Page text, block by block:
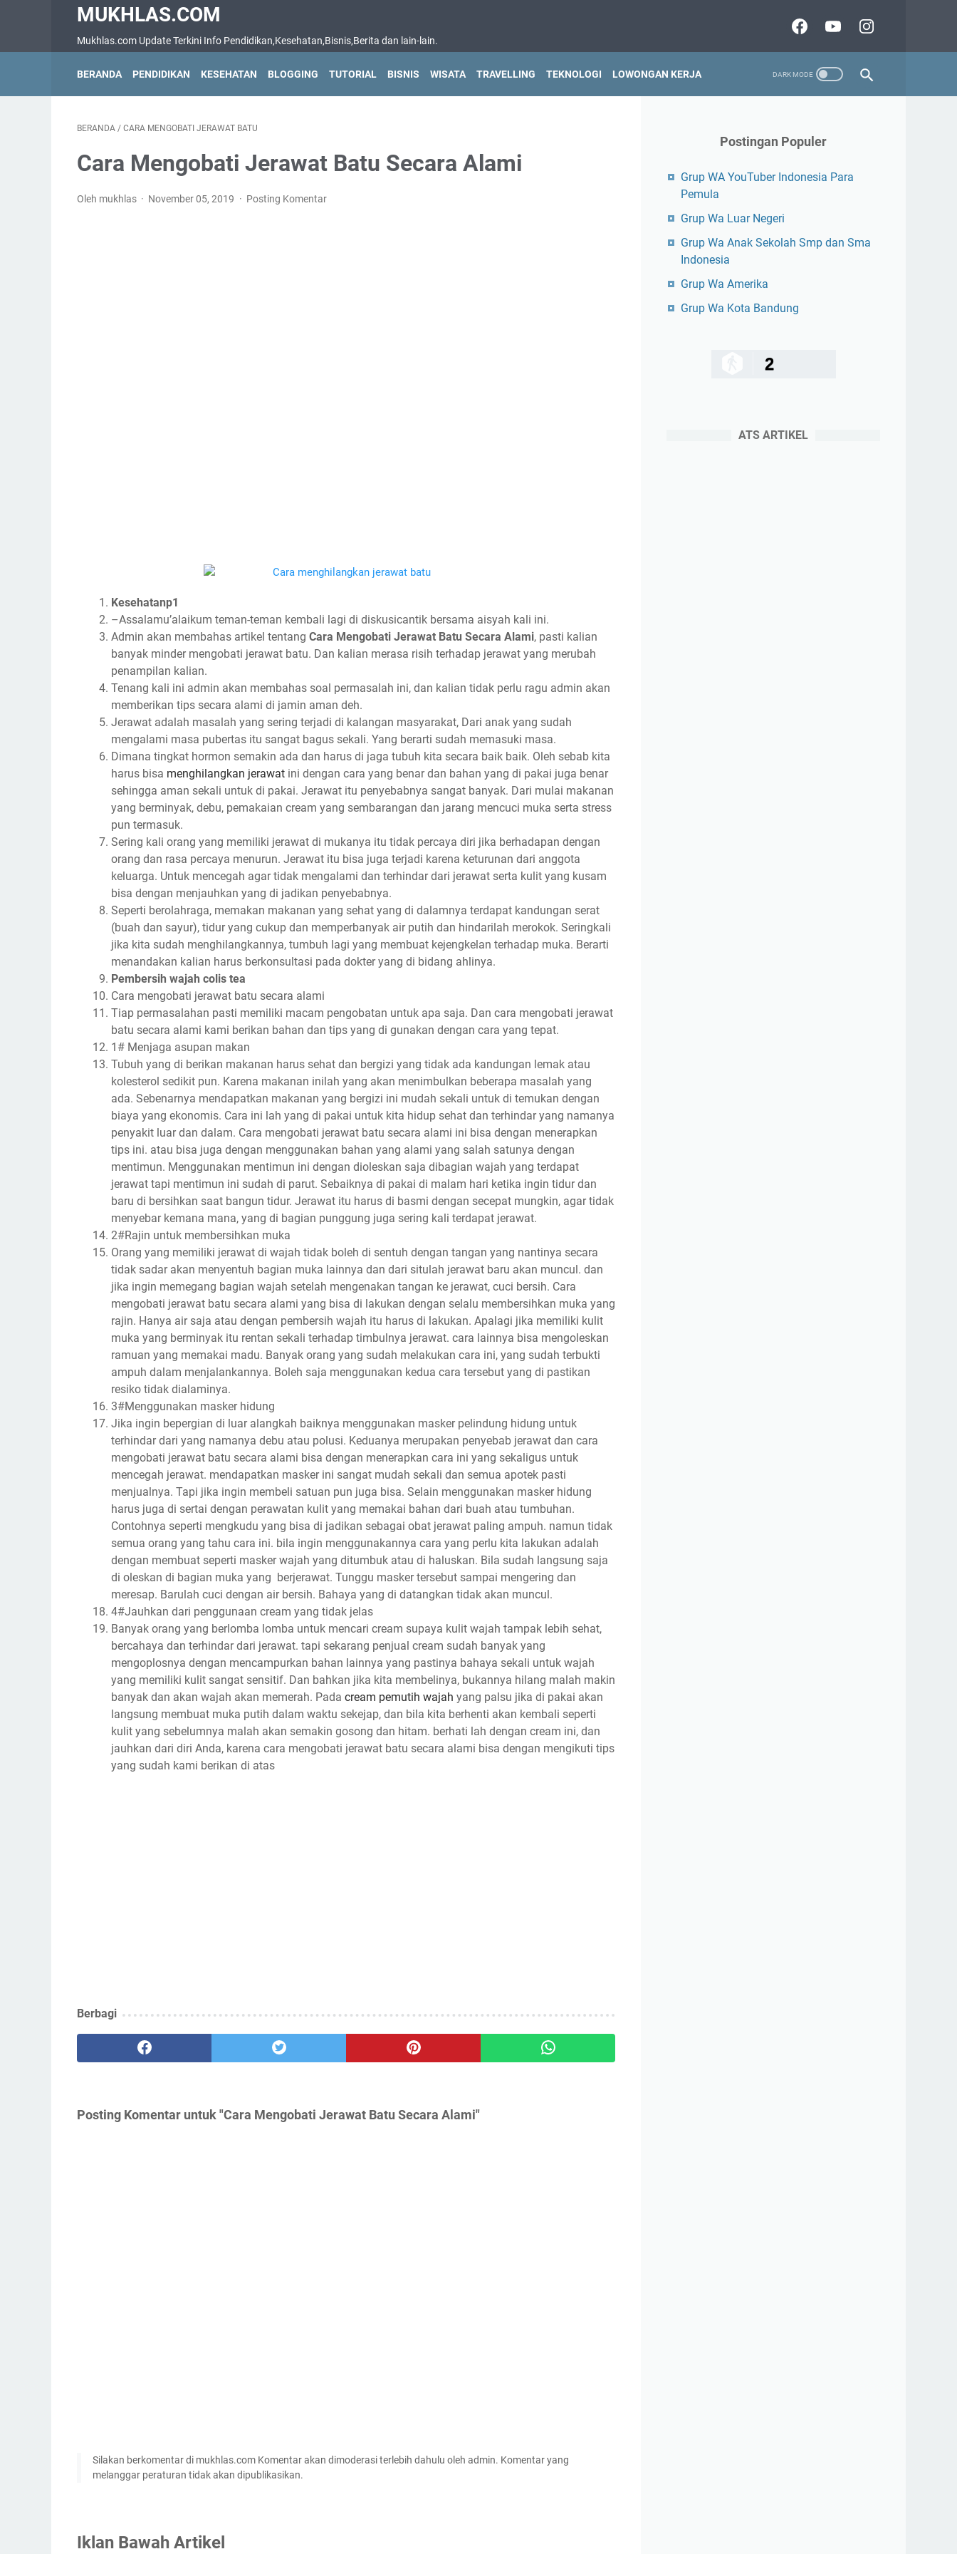
MUKHLAS.COM
Mukhlas.com Update Terkini Info Pendidikan,Kesehatan,Bisnis,Berita dan lain-lain.
BERANDA PENDIDIKAN KESEHATAN BLOGGING TUTORIAL BISNIS WISATA TRAVELLING TEKNOLOGI LOWONGAN KERJA
BERANDA / CARA MENGOBATI JERAWAT BATU
Cara Mengobati Jerawat Batu Secara Alami
Oleh mukhlas November 05, 2019 Posting Komentar
Kesehatanp1
–Assalamu’alaikum teman-teman kembali lagi di diskusicantik bersama aisyah kali ini.
Admin akan membahas artikel tentang Cara Mengobati Jerawat Batu Secara Alami, pasti kalian
banyak minder mengobati jerawat batu. Dan kalian merasa risih terhadap jerawat yang merubah
penampilan kalian.
Tenang kali ini admin akan membahas soal permasalah ini, dan kalian tidak perlu ragu admin akan
memberikan tips secara alami di jamin aman deh.
Jerawat adalah masalah yang sering terjadi di kalangan masyarakat, Dari anak yang sudah
mengalami masa pubertas itu sangat bagus sekali. Yang berarti sudah memasuki masa.
Dimana tingkat hormon semakin ada dan harus di jaga tubuh kita secara baik baik. Oleh sebab kita
harus bisa menghilangkan jerawat ini dengan cara yang benar dan bahan yang di pakai juga benar
sehingga aman sekali untuk di pakai. Jerawat itu penyebabnya sangat banyak. Dari mulai makanan
yang berminyak, debu, pemakaian cream yang sembarangan dan jarang mencuci muka serta stress
pun termasuk.
Sering kali orang yang memiliki jerawat di mukanya itu tidak percaya diri jika berhadapan dengan
orang dan rasa percaya menurun. Jerawat itu bisa juga terjadi karena keturunan dari anggota
keluarga. Untuk mencegah agar tidak mengalami dan terhindar dari jerawat serta kulit yang kusam
bisa dengan menjauhkan yang di jadikan penyebabnya.
Seperti berolahraga, memakan makanan yang sehat yang di dalamnya terdapat kandungan serat
(buah dan sayur), tidur yang cukup dan memperbanyak air putih dan hindarilah merokok. Seringkali
jika kita sudah menghilangkannya, tumbuh lagi yang membuat kejengkelan terhadap muka. Berarti
menandakan kalian harus berkonsultasi pada dokter yang di bidang ahlinya.
Pembersih wajah colis tea
Cara mengobati jerawat batu secara alami
Tiap permasalahan pasti memiliki macam pengobatan untuk apa saja. Dan cara mengobati jerawat
batu secara alami kami berikan bahan dan tips yang di gunakan dengan cara yang tepat.
1# Menjaga asupan makan
Tubuh yang di berikan makanan harus sehat dan bergizi yang tidak ada kandungan lemak atau
kolesterol sedikit pun. Karena makanan inilah yang akan menimbulkan beberapa masalah yang
ada. Sebenarnya mendapatkan makanan yang bergizi ini mudah sekali untuk di temukan dengan
biaya yang ekonomis. Cara ini lah yang di pakai untuk kita hidup sehat dan terhindar yang namanya
penyakit luar dan dalam. Cara mengobati jerawat batu secara alami ini bisa dengan menerapkan
tips ini. atau bisa juga dengan menggunakan bahan yang alami yang salah satunya dengan
mentimun. Menggunakan mentimun ini dengan dioleskan saja dibagian wajah yang terdapat
jerawat tapi mentimun ini sudah di parut. Sebaiknya di pakai di malam hari ketika ingin tidur dan
baru di bersihkan saat bangun tidur. Jerawat itu harus di basmi dengan secepat mungkin, agar tidak
menyebar kemana mana, yang di bagian punggung juga sering kali terdapat jerawat.
2#Rajin untuk membersihkan muka
Orang yang memiliki jerawat di wajah tidak boleh di sentuh dengan tangan yang nantinya secara
tidak sadar akan menyentuh bagian muka lainnya dan dari situlah jerawat baru akan muncul. dan
jika ingin memegang bagian wajah setelah mengenakan tangan ke jerawat, cuci bersih. Cara
mengobati jerawat batu secara alami yang bisa di lakukan dengan selalu membersihkan muka yang
rajin. Hanya air saja atau dengan pembersih wajah itu harus di lakukan. Apalagi jika memiliki kulit
muka yang berminyak itu rentan sekali terhadap timbulnya jerawat. cara lainnya bisa mengoleskan
ramuan yang memakai madu. Banyak orang yang sudah melakukan cara ini, yang sudah terbukti
ampuh dalam menjalankannya. Boleh saja menggunakan kedua cara tersebut yang di pastikan
resiko tidak dialaminya.
3#Menggunakan masker hidung
Jika ingin bepergian di luar alangkah baiknya menggunakan masker pelindung hidung untuk
terhindar dari yang namanya debu atau polusi. Keduanya merupakan penyebab jerawat dan cara
mengobati jerawat batu secara alami bisa dengan menerapkan cara ini yang sekaligus untuk
mencegah jerawat. mendapatkan masker ini sangat mudah sekali dan semua apotek pasti
menjualnya. Tapi jika ingin membeli satuan pun juga bisa. Selain menggunakan masker hidung
harus juga di sertai dengan perawatan kulit yang memakai bahan dari buah atau tumbuhan.
Contohnya seperti mengkudu yang bisa di jadikan sebagai obat jerawat paling ampuh. namun tidak
semua orang yang tahu cara ini. bila ingin menggunakannya cara yang perlu kita lakukan adalah
dengan membuat seperti masker wajah yang ditumbuk atau di haluskan. Bila sudah langsung saja
di oleskan di bagian muka yang berjerawat. Tunggu masker tersebut sampai mengering dan
meresap. Barulah cuci dengan air bersih. Bahaya yang di datangkan tidak akan muncul.
4#Jauhkan dari penggunaan cream yang tidak jelas
Banyak orang yang berlomba lomba untuk mencari cream supaya kulit wajah tampak lebih sehat,
bercahaya dan terhindar dari jerawat. tapi sekarang penjual cream sudah banyak yang
mengoplosnya dengan mencampurkan bahan lainnya yang pastinya bahaya sekali untuk wajah
yang memiliki kulit sangat sensitif. Dan bahkan jika kita membelinya, bukannya hilang malah makin
banyak dan akan wajah akan memerah. Pada cream pemutih wajah yang palsu jika di pakai akan
langsung membuat muka putih dalam waktu sekejap, dan bila kita berhenti akan kembali seperti
kulit yang sebelumnya malah akan semakin gosong dan hitam. berhati lah dengan cream ini, dan
jauhkan dari diri Anda, karena cara mengobati jerawat batu secara alami bisa dengan mengikuti tips
yang sudah kami berikan di atas
Berbagi
Posting Komentar untuk "Cara Mengobati Jerawat Batu Secara Alami"
Silakan berkomentar di mukhlas.com Komentar akan dimoderasi terlebih dahulu oleh admin. Komentar yang
melanggar peraturan tidak akan dipublikasikan.
Iklan Bawah Artikel
Postingan Populer
Grup WA YouTuber Indonesia Para
Pemula
Grup Wa Luar Negeri
Grup Wa Anak Sekolah Smp dan Sma
Indonesia
Grup Wa Amerika
Grup Wa Kota Bandung
2
ATS ARTIKEL